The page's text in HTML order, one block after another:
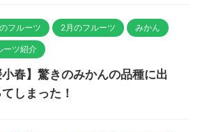
フルーツ 2月のフルーツ みかん
ーツ紹介
小春】驚きのみかんの品種に出
しまった！